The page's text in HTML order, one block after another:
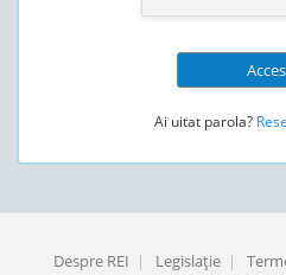
Ai uitat parola?
Despre REI | Legislaţie |